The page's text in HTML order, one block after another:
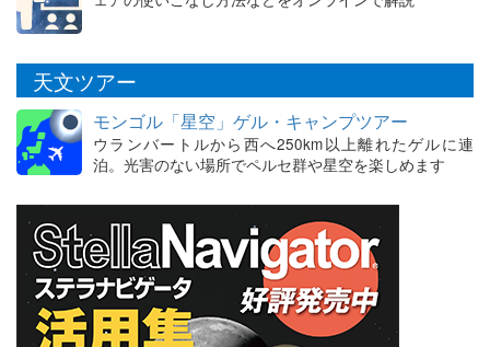
天文ツアー
モンゴル「星空」ゲル・キャンプツアー
ウランバートルから西へ250km以上離れたゲルに連
泊。光害のない場所でペルセ群や星空を楽しめます